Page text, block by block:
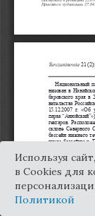
Используя
в Cookies для
Политикой